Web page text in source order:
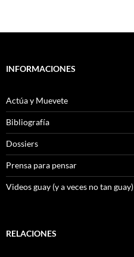
INFORMACIONES
Actúa y Muevete
Bibliografía
Dossiers
Prensa para pensar
Videos guay (y a veces no tan guay)
RELACIONES